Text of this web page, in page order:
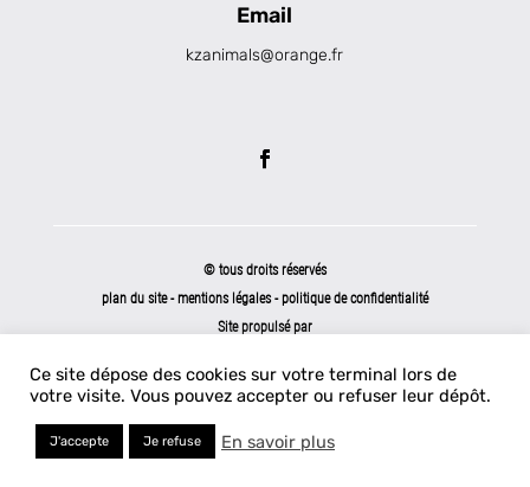
Email
kzanimals@orange.fr
© tous droits réservés
plan du site-mentions légales -politique de confidentialité
Site propulsé par
Ce site dépose des cookies sur votre terminal lors de
votre visite. Vous pouvez accepter ou refuser leur dépôt.
J'accepte Je refuse En savoir plus